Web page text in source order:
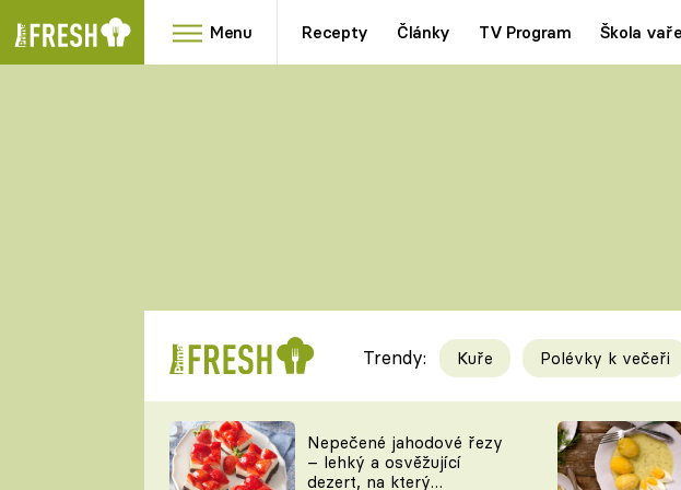
Menu Recepty Články TV Program Škola
RYCHLOVKY
Videorecepty
TEĎ VAŘÍ ŠÉF!
Tipy
KAM ZA
Trendy: Kuře Polévky k večeři
Nepečené jahodové řezy
– lehký a osvěžující
dezert, na který